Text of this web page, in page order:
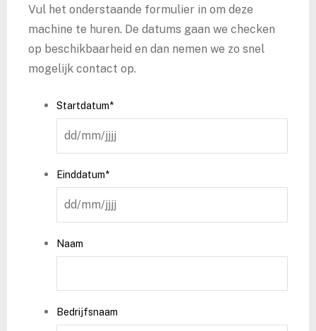
Vul het onderstaande formulier in om deze
machine te huren. De datums gaan we checken
op beschikbaarheid en dan nemen we zo snel
mogelijk contact op.
Startdatum*
slash
Einddatum*
slash
Naam
Bedrijfsnaam